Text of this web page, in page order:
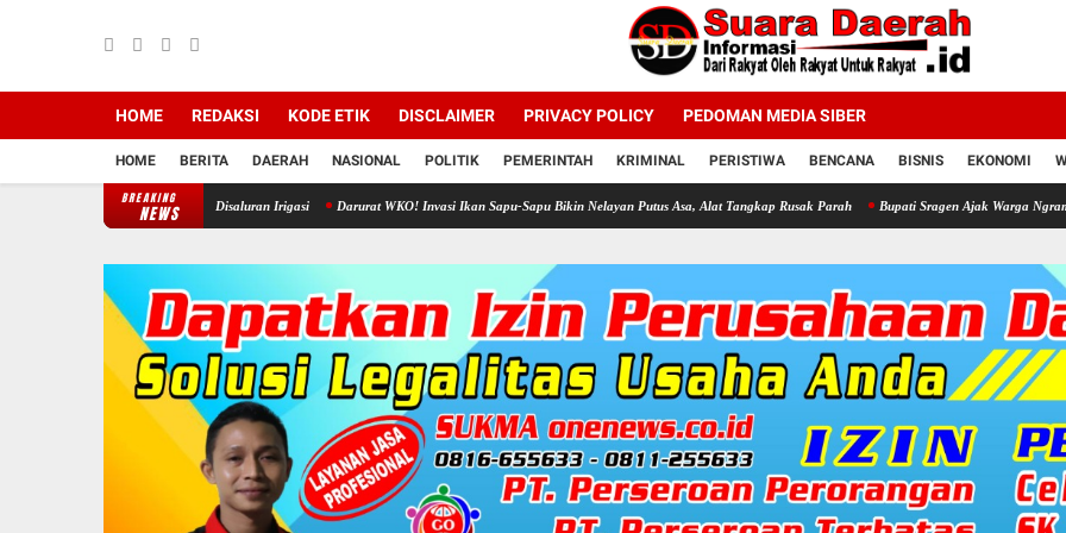
HOME REDAKSI KODE ETIK DISCLAIMER PRIVACY POLICY PEDOMAN MEDIA SIBER
HOME BERITA DAERAH NASIONAL POLITIK PEMERINTAH KRIMINAL PERISTIWA BENCANA BISNIS EKONOMI
BREAKING
NEWS
Padi dan Jagung Disaluran Irigasi Darurat WKO! Invasi Ikan Sapu-Sapu Bikin Nelayan Putus Asa, Alat Tangkap Rusak Parah Bupati Sragen Ajak Warga Ngrampal